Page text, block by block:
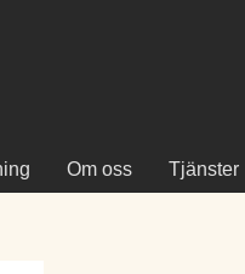
Om oss Tjänster